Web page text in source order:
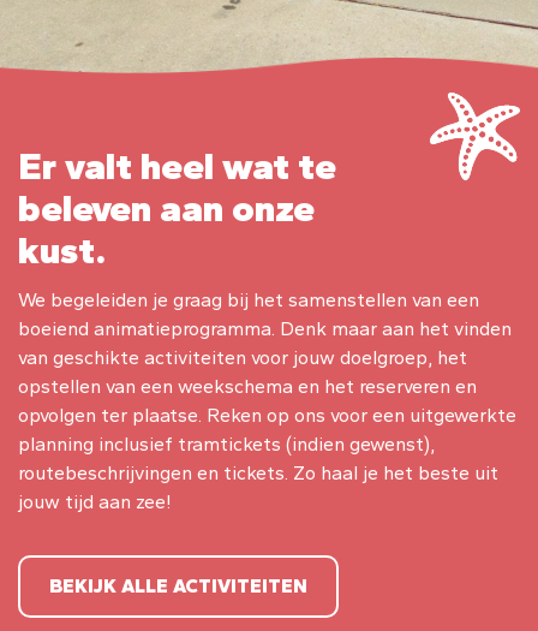
Er valt heel wat te
beleven aan onze
kust.
We begeleiden je graag bij het samenstellen van een
boeiend animatieprogramma. Denk maar aan het vinden
van geschikte activiteiten voor jouw doelgroep, het
opstellen van een weekschema en het reserveren en
opvolgen ter plaatse. Reken op ons voor een uitgewerkte
planning inclusief tramtickets (indien gewenst),
routebeschrijvingen en tickets. Zo haal je het beste uit
jouw tijd aan zee!
BEKIJK ALLE ACTIVITEITEN